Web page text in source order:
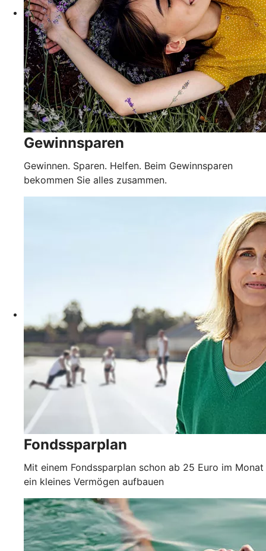
Gewinnsparen
Gewinnen. Sparen. Helfen. Beim Gewinnsparen
bekommen Sie alles zusammen.
Fondssparplan
Mit einem Fondssparplan schon ab 25 Euro im Monat
ein kleines Vermögen aufbauen